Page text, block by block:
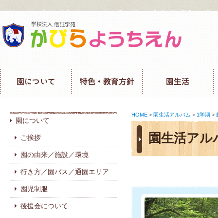
園について
ご挨拶
園の由来／施設／環境
行き方／園バス／通園エリア
園児制服
後援会について
HOME > 園生活アルバム > 1学期 >
園生活アル